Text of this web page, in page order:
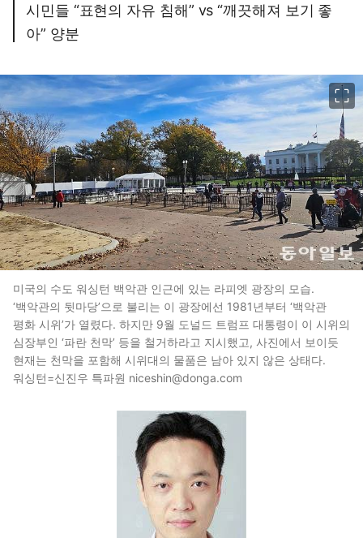
시민들 “표현의 자유 침해” vs “깨끗해져 보기 좋
아” 양분
미국의 수도 워싱턴 백악관 인근에 있는 라피엣 광장의 모습.
‘백악관의 뒷마당’으로 불리는 이 광장에선 1981년부터 ‘백악관
평화 시위’가 열렸다. 하지만 9월 도널드 트럼프 대통령이 이 시위의
심장부인 ‘파란 천막’ 등을 철거하라고 지시했고, 사진에서 보이듯
현재는 천막을 포함해 시위대의 물품은 남아 있지 않은 상태다.
워싱턴=신진우 특파원 niceshin@donga.com